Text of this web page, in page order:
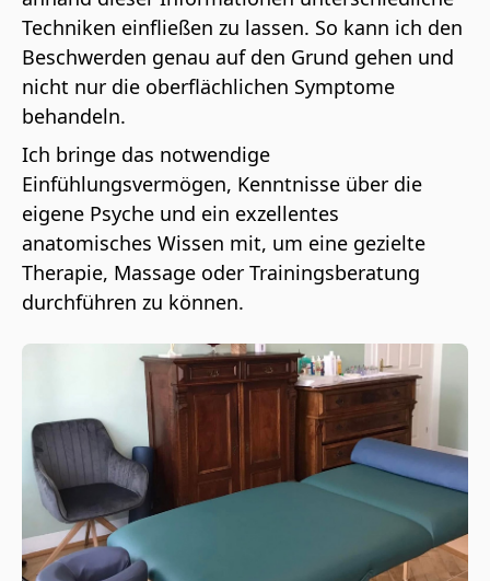
Techniken einfließen zu lassen. So kann ich den
Beschwerden genau auf den Grund gehen und
nicht nur die oberflächlichen Symptome
behandeln.
Ich bringe das notwendige
Einfühlungsvermögen, Kenntnisse über die
eigene Psyche und ein exzellentes
anatomisches Wissen mit, um eine gezielte
Therapie, Massage oder Trainingsberatung
durchführen zu können.